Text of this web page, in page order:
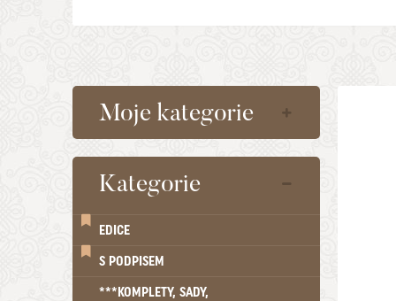
Moje kategorie
Kategorie
EDICE
S PODPISEM
***KOMPLETY, SADY,